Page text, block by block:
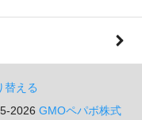
替える
2026 GMOペパボ株式